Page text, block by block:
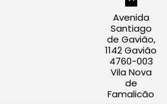
Avenida
Santiago
de Gavião,
1142 Gavião
4760-003
Vila Nova
de
Famalicão